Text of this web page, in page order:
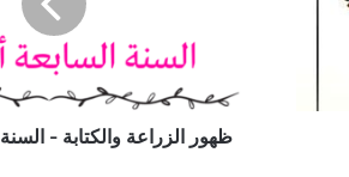
ظهور الزراعة والكتابة -